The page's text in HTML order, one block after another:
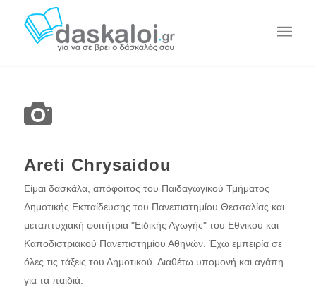
Areti Chrysaidou
Είμαι δασκάλα, απόφοιτος του Παιδαγωγικού Τμήματος
Δημοτικής Εκπαίδευσης του Πανεπιστημίου Θεσσαλίας και
μεταπτυχιακή φοιτήτρια "Ειδικής Αγωγής" του Εθνικού και
Καποδιστριακού Πανεπιστημίου Αθηνών. Έχω εμπειρία σε
όλες τις τάξεις του Δημοτικού. Διαθέτω υπομονή και αγάπη
για τα παιδιά.